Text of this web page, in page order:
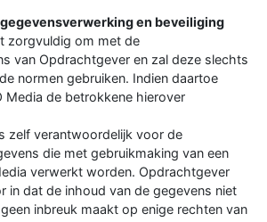
en beveiliging
zorgvuldig om met de
van Opdrachtgever en zal deze slechts
normen gebruiken. Indien daartoe
Media de betrokkene hierover
zelf verantwoordelijk voor de
die met gebruikmaking van een
verwerkt worden. Opdrachtgever
in dat de inhoud van de gegevens niet
inbreuk maakt op enige rechten van